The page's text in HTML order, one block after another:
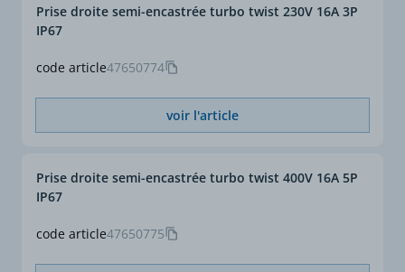
code article47650774
Prise droite semi-encastrée turbo twist 230V 16A 3P
IP67
voir l'article
code article47650775
Prise droite semi-encastrée turbo twist 400V 16A 5P
IP67